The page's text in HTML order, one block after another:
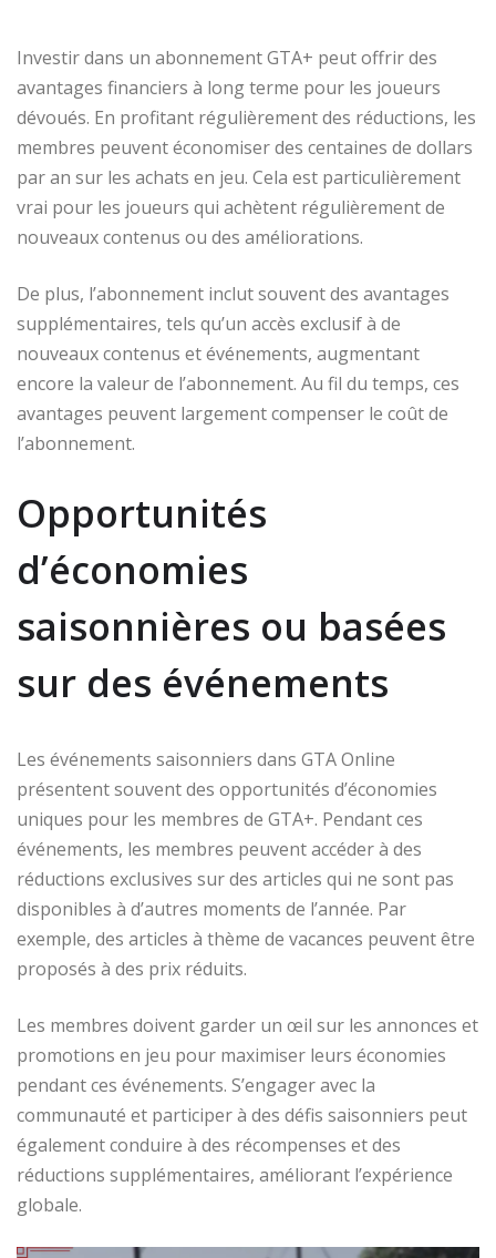
Investir dans un abonnement GTA+ peut offrir des
avantages financiers à long terme pour les joueurs
dévoués. En profitant régulièrement des réductions, les
membres peuvent économiser des centaines de dollars
par an sur les achats en jeu. Cela est particulièrement
vrai pour les joueurs qui achètent régulièrement de
nouveaux contenus ou des améliorations.
De plus, l’abonnement inclut souvent des avantages
supplémentaires, tels qu’un accès exclusif à de
nouveaux contenus et événements, augmentant
encore la valeur de l’abonnement. Au fil du temps, ces
avantages peuvent largement compenser le coût de
l’abonnement.
Opportunités
d’économies
saisonnières ou basées
sur des événements
Les événements saisonniers dans GTA Online
présentent souvent des opportunités d’économies
uniques pour les membres de GTA+. Pendant ces
événements, les membres peuvent accéder à des
réductions exclusives sur des articles qui ne sont pas
disponibles à d’autres moments de l’année. Par
exemple, des articles à thème de vacances peuvent être
proposés à des prix réduits.
Les membres doivent garder un œil sur les annonces et
promotions en jeu pour maximiser leurs économies
pendant ces événements. S’engager avec la
communauté et participer à des défis saisonniers peut
également conduire à des récompenses et des
réductions supplémentaires, améliorant l’expérience
globale.